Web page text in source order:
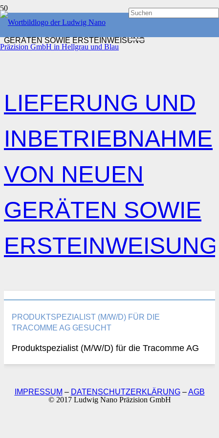
START
GERÄTEN SOWIE ERSTEINWEISUNG
LIEFERUNG UND
INBETRIEBNAHME
VON NEUEN
GERÄTEN SOWIE
ERSTEINWEISUNG
PRODUKTSPEZIALIST (M/W/D) FÜR DIE
TRACOMME AG GESUCHT
Produktspezialist (M/W/D) für die Tracomme AG
IMPRESSUM – DATENSCHUTZERKLÄRUNG–AGB
© 2017 Ludwig Nano Präzision GmbH